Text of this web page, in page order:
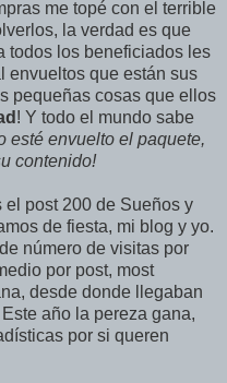
me topé con el terrible
la verdad es que
todos los beneficiados les
envueltos que están sus
pequeñas cosas que ellos
! Y todo el mundo sabe
esté envuelto el paquete,
contenido!
el post 200 de Sueños y
de fiesta, mi blog y yo.
número de visitas por
por post, most
desde donde llegaban
año la pereza gana,
por si queren